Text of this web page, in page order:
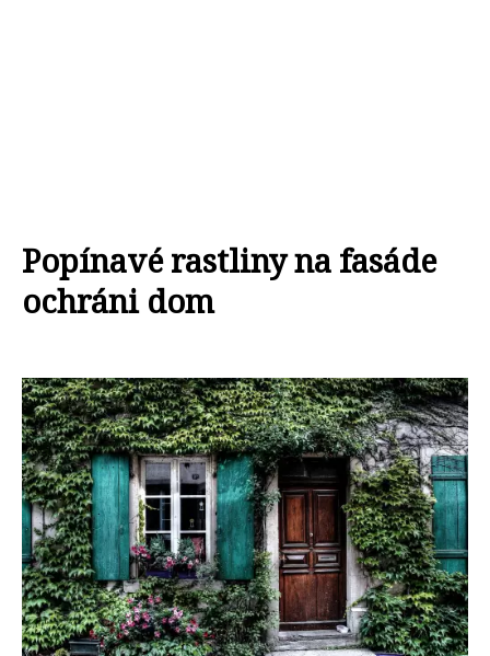
Popínavé rastliny na fasáde
ochráni dom